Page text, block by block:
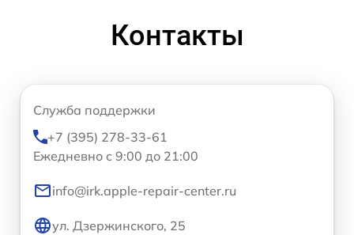
Контакты
Служба поддержки
+7 (395) 278-33-61
Ежедневно с 9:00 до 21:00
info@irk.apple-repair-center.ru
ул. Дзержинского, 25